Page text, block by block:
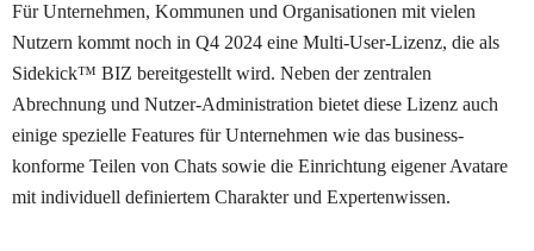
Für Unternehmen, Kommunen und Organisationen mit vielen
Nutzern kommt noch in Q4 2024 eine Multi-User-Lizenz, die als
Sidekick™ BIZ bereitgestellt wird. Neben der zentralen
Abrechnung und Nutzer-Administration bietet diese Lizenz auch
einige spezielle Features für Unternehmen wie das business-
konforme Teilen von Chats sowie die Einrichtung eigener Avatare
mit individuell definiertem Charakter und Expertenwissen.